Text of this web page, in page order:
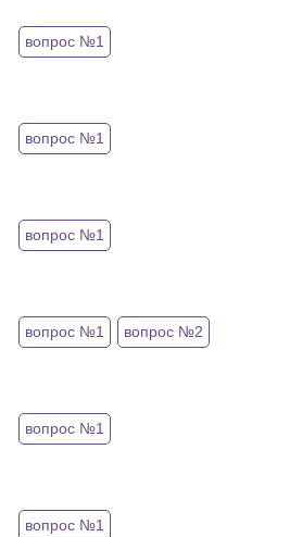
вопрос №1
вопрос №1
вопрос №1
вопрос №1 вопрос №2
вопрос №1
вопрос №1